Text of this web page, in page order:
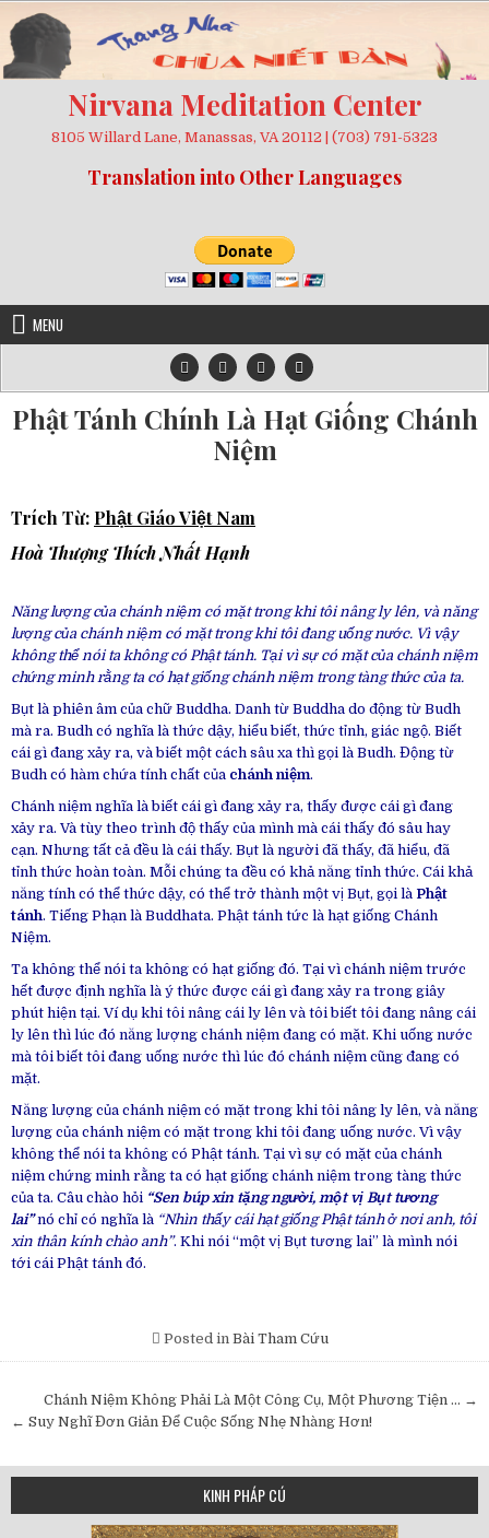
to
content
Nirvana Meditation Center
8105 Willard Lane, Manassas, VA 20112 | (703) 791-5323
Translation into Other Languages
MENU
Phật Tánh Chính Là Hạt Giống Chánh
Niệm
Trích Từ: Phật Giáo Việt Nam
Hoà ThượngThích Nhất Hạnh
Năng lượng của chánh niệm có mặt trong khi tôi nâng ly lên, và năng
lượng của chánh niệm có mặt trong khi tôi đang uống nước. Vì vậy
không thể nói ta không có Phật tánh. Tại vì sự có mặt của chánh niệm
chứng minh rằng ta có hạt giống chánh niệm trong tàng thức của ta.
Bụt là phiên âm của chữ Buddha. Danh từ Buddha do động từ Budh
mà ra. Budh có nghĩa là thức dậy, hiểu biết, thức tỉnh, giác ngộ. Biết
cái gì đang xảy ra, và biết một cách sâu xa thì gọi là Budh. Động từ
Budh có hàm chứa tính chất của chánh niệm.
Chánh niệm nghĩa là biết cái gì đang xảy ra, thấy được cái gì đang
xảy ra. Và tùy theo trình độ thấy của mình mà cái thấy đó sâu hay
cạn. Nhưng tất cả đều là cái thấy. Bụt là người đã thấy, đã hiểu, đã
tỉnh thức hoàn toàn. Mỗi chúng ta đều có khả năng tỉnh thức. Cái khả
năng tính có thể thức dậy, có thể trở thành một vị Bụt, gọi là Phật
tánh. Tiếng Phạn là Buddhata. Phật tánh tức là hạt giống Chánh
Niệm.
Ta không thể nói ta không có hạt giống đó. Tại vì chánh niệm trước
hết được định nghĩa là ý thức được cái gì đang xảy ra trong giây
phút hiện tại. Ví dụ khi tôi nâng cái ly lên và tôi biết tôi đang nâng cái
ly lên thì lúc đó năng lượng chánh niệm đang có mặt. Khi uống nước
mà tôi biết tôi đang uống nước thì lúc đó chánh niệm cũng đang có
mặt.
Năng lượng của chánh niệm có mặt trong khi tôi nâng ly lên, và năng
lượng của chánh niệm có mặt trong khi tôi đang uống nước. Vì vậy
không thể nói ta không có Phật tánh. Tại vì sự có mặt của chánh
niệm chứng minh rằng ta có hạt giống chánh niệm trong tàng thức
của ta. Câu chào hỏi “Sen búp xin tặng người, một vị Bụt tương
lai” nó chỉ có nghĩa là “Nhìn thấy cái hạt giống Phật tánh ở nơi anh, tôi
xin thân kính chào anh”. Khi nói “một vị Bụt tương lai” là mình nói
tới cái Phật tánh đó.
Posted in Bài Tham Cứu
Post
navigation
Chánh Niệm Không Phải Là Một Công Cụ, Một Phương Tiện … →
← Suy Nghĩ Đơn Giản Để Cuộc Sống Nhẹ Nhàng Hơn!
KINH PHÁP CÚ